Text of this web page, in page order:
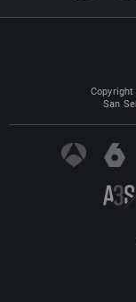
Copyright
San